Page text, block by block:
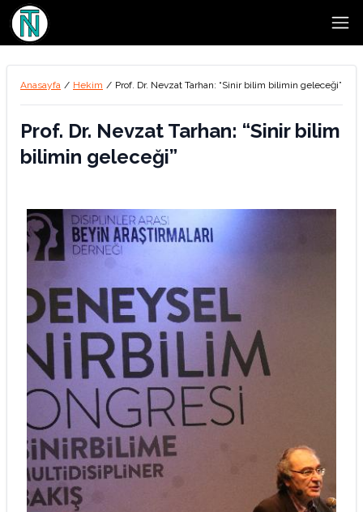
Anasayfa / Hekim / Prof. Dr. Nevzat Tarhan: “Sinir bilim bilimin geleceği”
Prof. Dr. Nevzat Tarhan: “Sinir bilim
bilimin geleceği”